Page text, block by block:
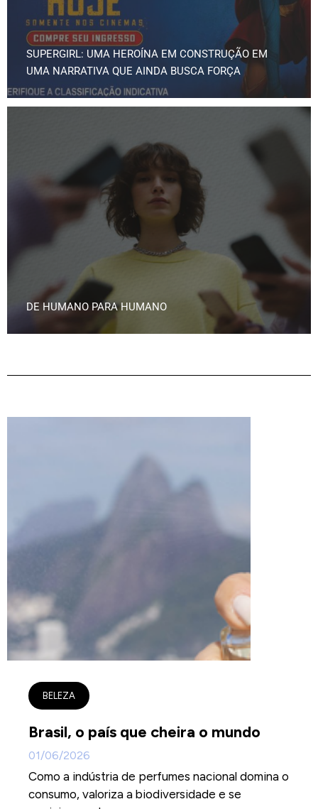
SUPERGIRL: UMA HEROÍNA EM CONSTRUÇÃO EM
UMA NARRATIVA QUE AINDA BUSCA FORÇA
DE HUMANO PARA HUMANO
BELEZA
Brasil, o país que cheira o mundo
01/06/2026
Como a indústria de perfumes nacional domina o
consumo, valoriza a biodiversidade e se